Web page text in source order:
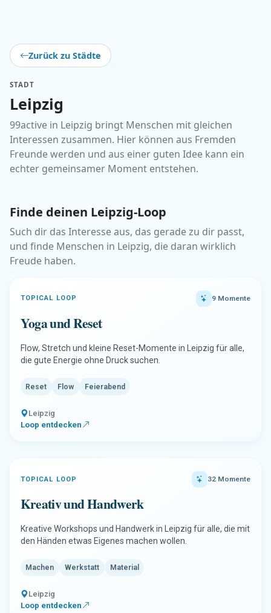
Zurück zu Städte
STADT
Leipzig
99active in Leipzig bringt Menschen mit gleichen
Interessen zusammen. Hier können aus Fremden
Freunde werden und aus einer guten Idee kann ein
echter gemeinsamer Moment entstehen.
Finde deinen Leipzig-Loop
Such dir das Interesse aus, das gerade zu dir passt,
und finde Menschen in Leipzig, die daran wirklich
Freude haben.